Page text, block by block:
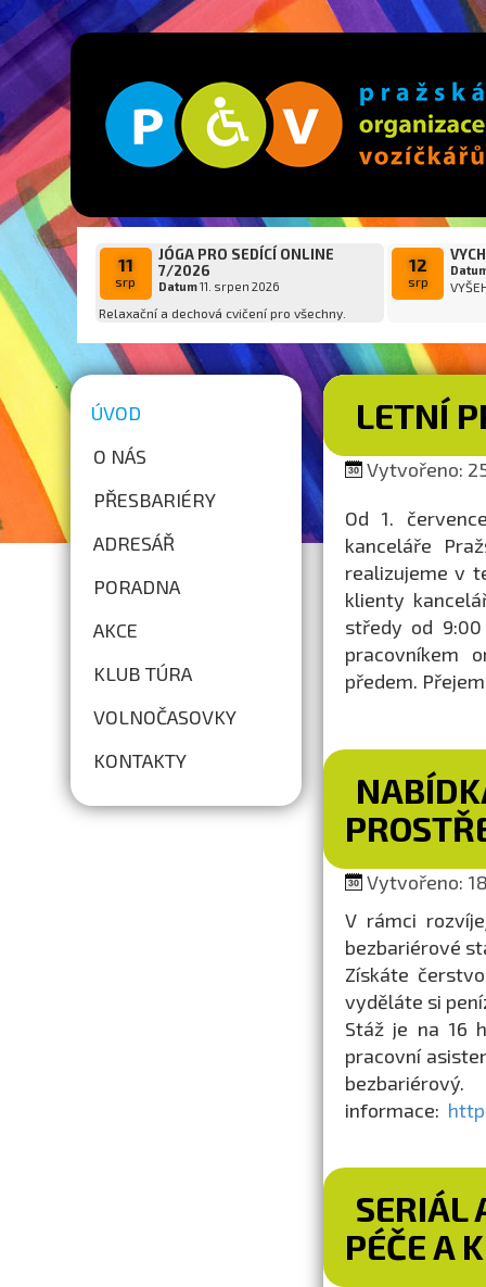
11
srp
JÓGA PRO SEDÍCÍ ONLINE
7/2026
Datum11. srpen 2026
Relaxační a dechová cvičení pro všechny.
12
srp
ÚVOD
O NÁS
PŘESBARIÉRY
ADRESÁŘ
PORADNA
AKCE
KLUB TÚRA
VOLNOČASOVKY
KONTAKTY
LETNÍ
Vytvořeno:
Od 1.
kanceláře
realizujeme v
klienty
středy od
pracovníkem
předem.
Vytvořeno:
V rámci
bezbariérové
Získáte
vyděláte si
Stáž je na 16
pracovní
informace:
SERIÁL
PÉČE A